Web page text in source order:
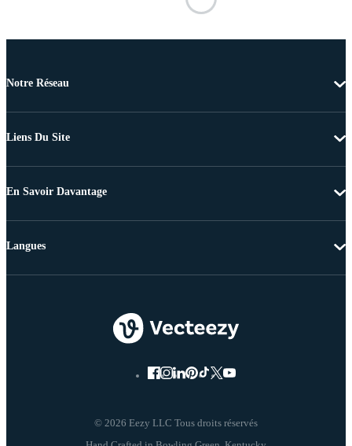
Notre Réseau
Liens Du Site
En Savoir Davantage
© 2026 Eezy LLC Tous droits réservés
Langues